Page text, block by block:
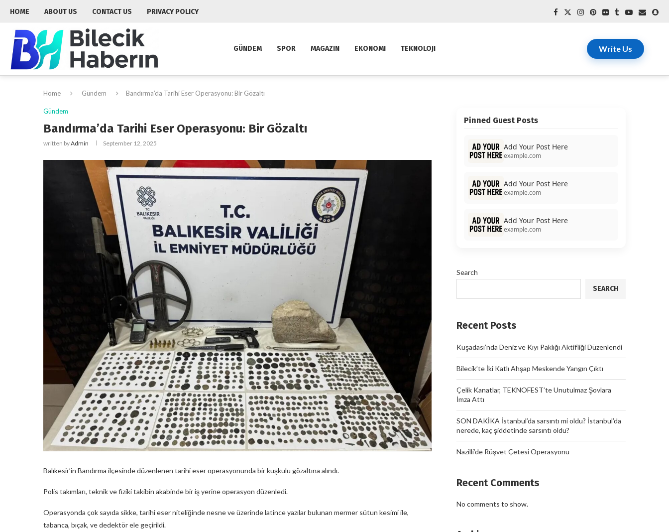
HOME ABOUT US CONTACT US PRIVACY POLICY
GÜNDEM SPOR MAGAZIN EKONOMI TEKNOLOJI Write Us
Home Gündem Bandırma’da Tarihi Eser Operasyonu: Bir Gözaltı
Gündem
Bandırma’da Tarihi Eser Operasyonu: Bir Gözaltı
written byAdmin September 12, 2025
Balıkesir’in Bandırma ilçesinde düzenlenen tarihi eser operasyonunda bir kuşkulu gözaltına alındı.
Polis takımları, teknik ve fiziki takibin akabinde bir iş yerine operasyon düzenledi.
Operasyonda çok sayıda sikke, tarihi eser niteliğinde nesne ve üzerinde latince yazılar bulunan mermer sütun kesimi ile,
tabanca, bıçak, ve dedektör ele geçirildi.
Pinned Guest Posts
Add Your Post Here
example.com
Add Your Post Here
example.com
Add Your Post Here
example.com
Search
SEARCH
Recent Posts
Kuşadası’nda Deniz ve Kıyı Paklığı Aktifliği Düzenlendi
Bilecik’te İki Katlı Ahşap Meskende Yangın Çıktı
Çelik Kanatlar, TEKNOFEST’te Unutulmaz Şovlara
İmza Attı
SON DAKİKA İstanbul’da sarsıntı mi oldu? İstanbul’da
nerede, kaç şiddetinde sarsıntı oldu?
Nazilli’de Rüşvet Çetesi Operasyonu
Recent Comments
No comments to show.